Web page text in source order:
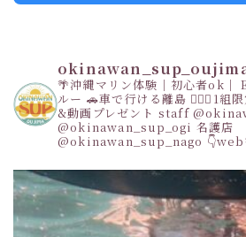
🌴沖縄マリン体験｜初心者ok
ルー 🚗車で行ける離島 👩‍❤️‍👩1組
&動画プレゼント staff
@okinawan_sup_ogi 名護店
@okinawan_sup_nago 👇web